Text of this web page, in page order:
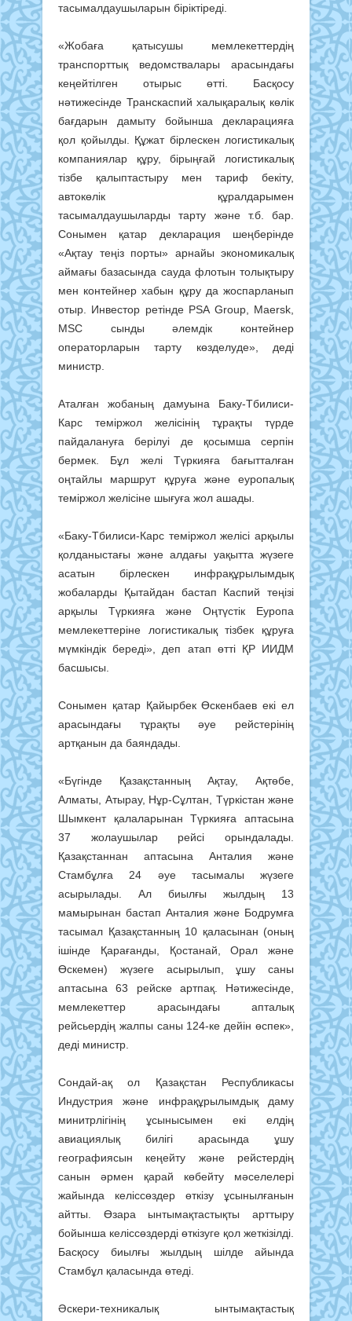
тасымалдаушыларын біріктіреді.
«Жобаға қатысушы мемлекеттердің
транспорттық ведомствалары арасындағы
кеңейтілген отырыс өтті. Басқосу
нәтижесінде Транскаспий халықаралық көлік
бағдарын дамыту бойынша декларацияға
қол қойылды. Құжат бірлескен логистикалық
компаниялар құру, бірыңғай логистикалық
тізбе қалыптастыру мен тариф бекіту,
автокөлік құралдарымен
тасымалдаушыларды тарту және т.б. бар.
Сонымен қатар декларация шеңберінде
«Ақтау теңіз порты» арнайы экономикалық
аймағы базасында сауда флотын толықтыру
мен контейнер хабын құру да жоспарланып
отыр. Инвестор ретінде PSA Group, Maersk,
MSC сынды әлемдік контейнер
операторларын тарту көзделуде», деді
министр.
Аталған жобаның дамуына Баку-Тбилиси-
Карс теміржол желісінің тұрақты түрде
пайдалануға берілуі де қосымша серпін
бермек. Бұл желі Түркияға бағытталған
оңтайлы маршрут құруға және еуропалық
теміржол желісіне шығуға жол ашады.
«Баку-Тбилиси-Карс теміржол желісі арқылы
қолданыстағы және алдағы уақытта жүзеге
асатын бірлескен инфрақұрылымдық
жобаларды Қытайдан бастап Каспий теңізі
арқылы Түркияға және Оңтүстік Еуропа
мемлекеттеріне логистикалық тізбек құруға
мүмкіндік береді», деп атап өтті ҚР ИИДМ
басшысы.
Сонымен қатар Қайырбек Өскенбаев екі ел
арасындағы тұрақты әуе рейстерінің
артқанын да баяндады.
«Бүгінде Қазақстанның Ақтау, Ақтөбе,
Алматы, Атырау, Нұр-Сұлтан, Түркістан және
Шымкент қалаларынан Түркияға аптасына
37 жолаушылар рейсі орындалады.
Қазақстаннан аптасына Анталия және
Стамбұлға 24 әуе тасымалы жүзеге
асырылады. Ал биылғы жылдың 13
мамырынан бастап Анталия және Бодрумға
тасымал Қазақстанның 10 қаласынан (оның
ішінде Қарағанды, Қостанай, Орал және
Өскемен) жүзеге асырылып, ұшу саны
аптасына 63 рейске артпақ. Нәтижесінде,
мемлекеттер арасындағы апталық
рейсьердің жалпы саны 124-ке дейін өспек»,
деді министр.
Сондай-ақ ол Қазақстан Республикасы
Индустрия және инфрақұрылымдық даму
минитрлігінің ұсынысымен екі елдің
авиациялық билігі арасында ұшу
географиясын кеңейту және рейстердің
санын әрмен қарай көбейту мәселелері
жайында келіссөздер өткізу ұсынылғанын
айтты. Өзара ынтымақтастықты арттыру
бойынша келіссөздерді өткізуге қол жеткізілді.
Басқосу биылғы жылдың шілде айында
Стамбұл қаласында өтеді.
Әскери-техникалық ынтымақтастық